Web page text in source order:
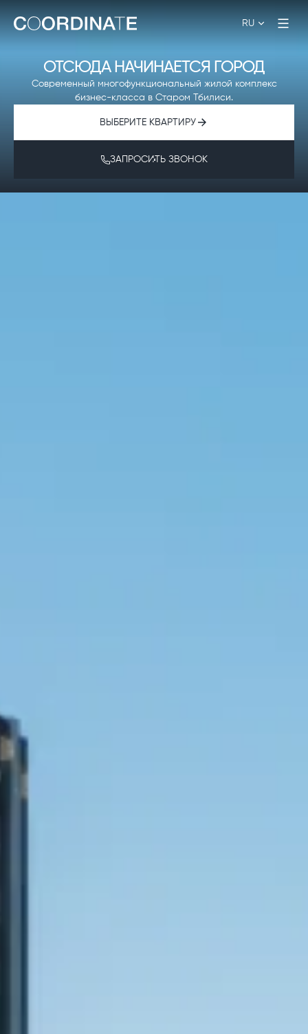
RU
ОТСЮДА НАЧИНАЕТСЯ ГОРОД
Современный многофункциональный жилой комплекс
бизнес-класса в Старом Тбилиси.
ВЫБЕРИТЕ КВАРТИРУ
ЗАПРОСИТЬ ЗВОНОК